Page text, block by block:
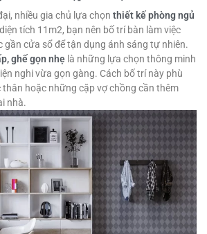
nhiều gia chủ lựa chọn thiết kế phòng ngủ
tích 11m2, bạn nên bố trí bàn làm việc
gần cửa sổ để tận dụng ánh sáng tự nhiên.
ghế gọn nhẹ là những lựa chọn thông minh
nghi vừa gọn gàng. Cách bố trí này phù
thân hoặc những cặp vợ chồng cần thêm
nhà.